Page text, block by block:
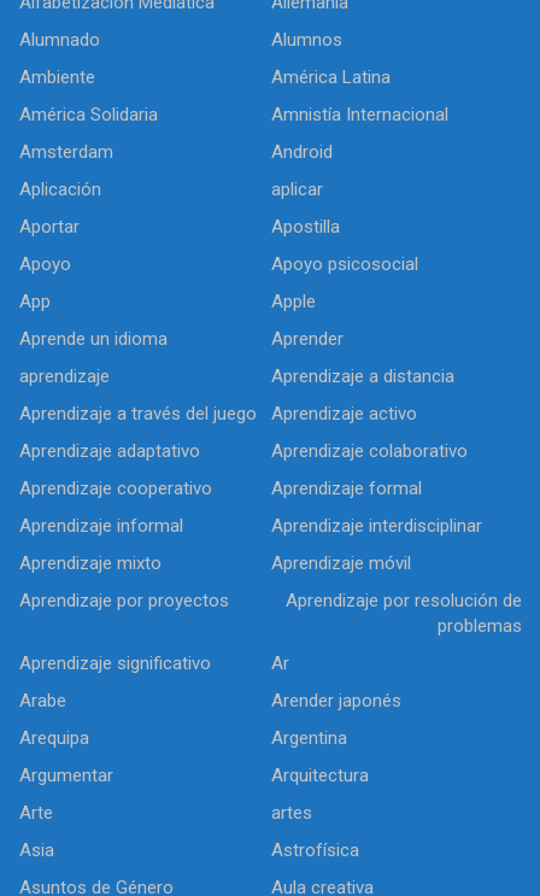
Alumnado
Alumnos
Ambiente
América Latina
América Solidaria
Amnistía Internacional
Amsterdam
Android
Aplicación
aplicar
Aportar
Apostilla
Apoyo
Apoyo psicosocial
App
Apple
Aprende un idioma
Aprender
aprendizaje
Aprendizaje a distancia
Aprendizaje a través del juego
Aprendizaje activo
Aprendizaje adaptativo
Aprendizaje colaborativo
Aprendizaje cooperativo
Aprendizaje formal
Aprendizaje informal
Aprendizaje interdisciplinar
Aprendizaje mixto
Aprendizaje móvil
Aprendizaje por proyectos
Aprendizaje por resolución de
problemas
Aprendizaje significativo
Ar
Arabe
Arender japonés
Arequipa
Argentina
Argumentar
Arquitectura
Arte
artes
Asia
Astrofísica
Asuntos de Género
Aula creativa